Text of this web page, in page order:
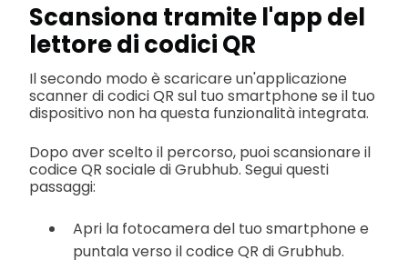
Scansiona tramite l'app del
lettore di codici QR
Il secondo modo è scaricare un'applicazione
scanner di codici QR sul tuo smartphone se il tuo
dispositivo non ha questa funzionalità integrata.
Dopo aver scelto il percorso, puoi scansionare il
codice QR sociale di Grubhub. Segui questi
passaggi:
Apri la fotocamera del tuo smartphone e
puntala verso il codice QR di Grubhub.